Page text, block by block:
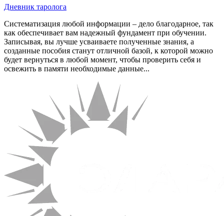
Дневник таролога
Систематизация любой информации – дело благодарное, так
как обеспечивает вам надежный фундамент при обучении.
Записывая, вы лучше усваиваете полученные знания, а
созданные пособия станут отличной базой, к которой можно
будет вернуться в любой момент, чтобы проверить себя и
освежить в памяти необходимые данные...